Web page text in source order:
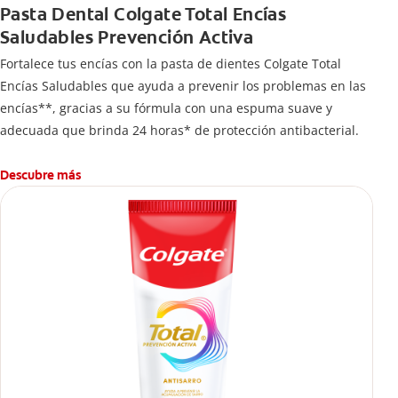
Pasta Dental Colgate Total Encías
Saludables Prevención Activa
Fortalece tus encías con la pasta de dientes Colgate Total
Encías Saludables que ayuda a prevenir los problemas en las
encías**, gracias a su fórmula con una espuma suave y
adecuada que brinda 24 horas* de protección antibacterial.
Descubre más